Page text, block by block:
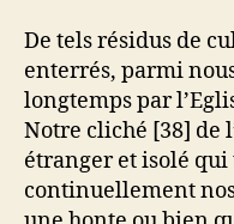
De tels résidus de
enterrés, parmi
longtemps par
Notre cliché [38] de
étranger et isolé qui
continuellement